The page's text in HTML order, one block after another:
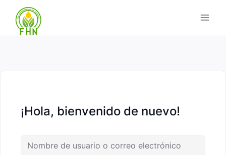
¡Hola, bienvenido de nuevo!